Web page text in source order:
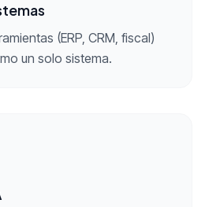
(ERP, CRM, fiscal)
un solo sistema.